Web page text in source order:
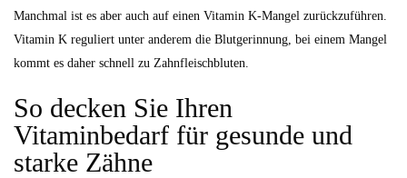
Manchmal ist es aber auch auf einen Vitamin K-Mangel zurückzuführen.
Vitamin K reguliert unter anderem die Blutgerinnung, bei einem Mangel
kommt es daher schnell zu Zahnfleischbluten.
So decken Sie Ihren
Vitaminbedarf für gesunde und
starke Zähne